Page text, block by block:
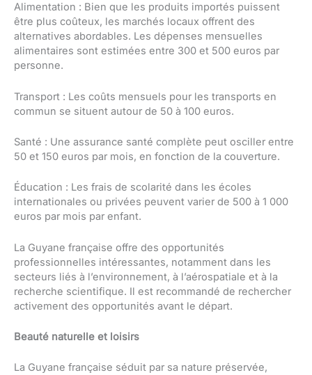
Alimentation : Bien que les produits importés puissent
être plus coûteux, les marchés locaux offrent des
alternatives abordables. Les dépenses mensuelles
alimentaires sont estimées entre 300 et 500 euros par
personne.
Transport : Les coûts mensuels pour les transports en
commun se situent autour de 50 à 100 euros.
Santé : Une assurance santé complète peut osciller entre
50 et 150 euros par mois, en fonction de la couverture.
Éducation : Les frais de scolarité dans les écoles
internationales ou privées peuvent varier de 500 à 1 000
euros par mois par enfant.
La Guyane française offre des opportunités
professionnelles intéressantes, notamment dans les
secteurs liés à l’environnement, à l’aérospatiale et à la
recherche scientifique. Il est recommandé de rechercher
activement des opportunités avant le départ.
Beauté naturelle et loisirs
La Guyane française séduit par sa nature préservée,